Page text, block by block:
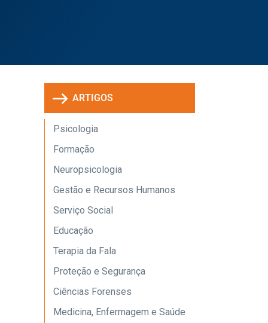
ARTIGOS
Psicologia
Formação
Neuropsicologia
Gestão e Recursos Humanos
Serviço Social
Educação
Terapia da Fala
Proteção e Segurança
Ciências Forenses
Medicina, Enfermagem e Saúde